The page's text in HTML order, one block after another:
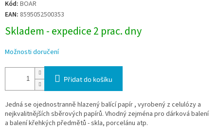
cena:
Kód: BOAR
EAN: 8595052500353
Skladem - expedice 2 prac. dny
Možnosti doručení
Přidat do košíku
Jedná se ojednostranně hlazený balící papír , vyrobený z celulózy a
nejkvalitnějších sběrových papírů. Vhodný zejména pro dárková balení
a balení křehkých předmětů - skla, porcelánu atp.